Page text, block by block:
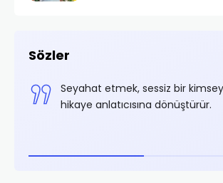
Sözler
Seyahat etmek, sessiz bir
hikaye anlatıcısına dönüştürür.